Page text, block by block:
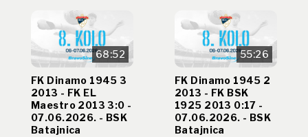
68:52
FK Dinamo 1945 3
2013 - FK EL
Maestro 2013 3:0 -
07.06.2026. - BSK
Batajnica
55:26
FK Dinamo 1945 2
2013 - FK BSK
1925 2013 0:17 -
07.06.2026. - BSK
Batajnica